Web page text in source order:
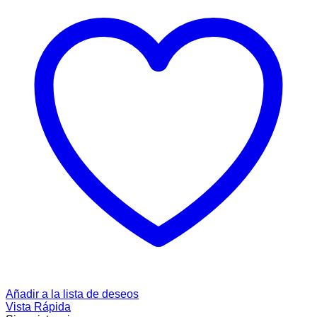
Añadir a la lista de deseos
Vista Rápida